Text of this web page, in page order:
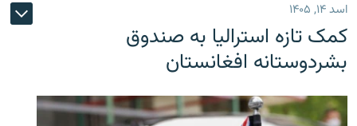
اسد ۱۴, ۱۴۰۵
کمک تازه استرالیا به صندوق
بشردوستانه افغانستان